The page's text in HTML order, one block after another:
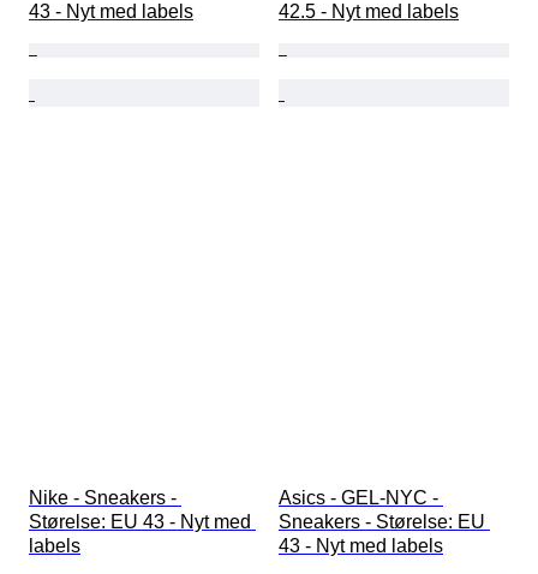
43 - Nyt med labels
42.5 - Nyt med labels
Nike - Sneakers -
Størelse: EU 43 - Nyt med
labels
Asics - GEL-NYC -
Sneakers - Størelse: EU
43 - Nyt med labels